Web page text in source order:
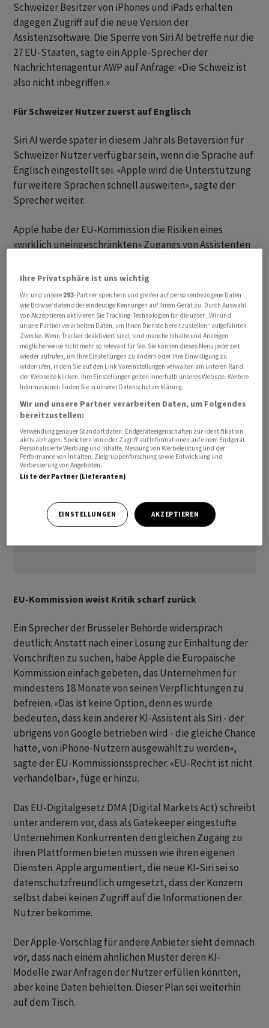
Schweizer Besitzer von iPhones und iPads erhalten
dagegen Zugriff auf die neue Version der
Assistenzsoftware. Die Sperre von Siri AI betreffe nur die
27 EU-Staaten, sagte ein Apple-Sprecher der
Nachrichtenagentur AWP auf Anfrage: «Die Schweiz ist
also nicht inbegriffen.»
Für Schweizer Nutzer zuerst auf Englisch
Siri AI werde später in diesem Jahr als Betaversion für
Schweizer Nutzer verfügbar sein, wenn die Sprache auf
Englisch eingestellt sei. «Apple wird die Unterstützung
für weitere Sprachen schnell ausweiten», sagte der
Sprecher weiter.
Apple habe der EU-Kommission die Risiken eines
«wirklich uneingeschränkten» Zugangs von Assistenten
allen Informationen erklärt, sagte Marketingchef Greg
Jozwiak. «Aber sie haben unsere Bedenken komplett
zurückgewiesen.» Apple habe auch bereits im
vergangenen Jahr einen konkreten Vorschlag für eine
technische Lösung vorgelegt, mit der aus Sicht des
Konzerns die Zugangsanforderungen erfüllt und
zugleich der Datenschutz gewahrt geblieben wäre. Die
Kommission habe ihn jedoch abgelehnt, ohne sich damit
EU-Kommission weist Kritik scharf zurück
Ein Sprecher der Brüsseler Behörde widersprach
deutlich: Anstatt nach einer Lösung zur Einhaltung der
Vorschriften zu suchen, habe Apple die Europäische
Kommission einfach gebeten, das Unternehmen für
mindestens 18 Monate von seinen Verpflichtungen zu
befreien. «Das ist keine Option, denn es würde
bedeuten, dass kein anderer KI-Assistent als Siri - der
übrigens von Google betrieben wird - die gleiche Chance
hätte, von iPhone-Nutzern ausgewählt zu werden»,
sagte der EU-Kommissionssprecher. «EU-Recht ist nicht
verhandelbar», füge er hinzu.
Das EU-Digitalgesetz DMA (Digital Markets Act) schreibt
unter anderem vor, dass als Gatekeeper eingestufte
Unternehmen Konkurrenten den gleichen Zugang zu
ihren Plattformen bieten müssen wie ihren eigenen
Diensten. Apple argumentiert, die neue KI-Siri sei so
datenschutzfreundlich umgesetzt, dass der Konzern
selbst dabei keinen Zugriff auf die Informationen der
Nutzer bekomme.
Der Apple-Vorschlag für andere Anbieter sieht demnach
vor, dass nach einem ähnlichen Muster deren KI-
Modelle zwar Anfragen der Nutzer erfüllen könnten,
aber keine Daten behielten. Dieser Plan sei weiterhin
auf dem Tisch.
Ihre Privatsphäre ist uns wichtig
Wir und unsere 293-Partner speichern und greifen auf personenbezogene Daten
wie Browserdaten oder eindeutige Kennungen auf Ihrem Gerät zu. Durch Auswahl
von Akzeptieren aktivieren Sie Tracking-Technologien für die unter „Wir und
unsere Partner verarbeiten Daten, um Ihnen Dienste bereitzustellen“ aufgeführten
Zwecke. Wenn Tracker deaktiviert sind, sind manche Inhalte und Anzeigen
möglicherweise nicht mehr so relevant für Sie. Sie können dieses Menü jederzeit
wieder aufrufen, um Ihre Einstellungen zu ändern oder Ihre Einwilligung zu
widerrufen, indem Sie auf den Link Voreinstellungen verwalten am unteren Rand
der Webseite klicken. Ihre Einstellungen gelten innerhalb unseres Website. Weitere
Informationen finden Sie in unserer Datenschutzerklärung.
Wir und unsere Partner verarbeiten Daten, um Folgendes
bereitzustellen:
Verwendung genauer Standortdaten. Endgeräteeigenschaften zur Identifikation
aktiv abfragen. Speichern von oder Zugriff auf Informationen auf einem Endgerät.
Personalisierte Werbung und Inhalte, Messung von Werbeleistung und der
Performance von Inhalten, Zielgruppenforschung sowie Entwicklung und
Verbesserung von Angeboten.
Liste der Partner (Lieferanten)
EINSTELLUNGEN AKZEPTIEREN